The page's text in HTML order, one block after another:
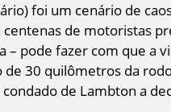
foi um cenário de
de motoristas
pode fazer com que a
30 quilômetros da
de Lambton a